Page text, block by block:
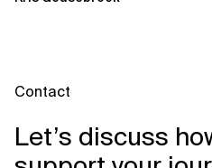
Contact
Let’s discuss